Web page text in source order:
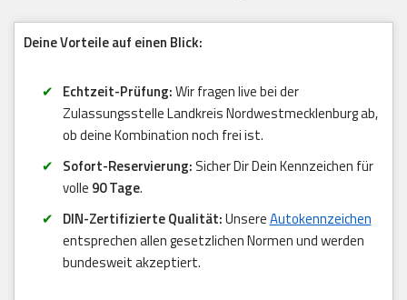
Deine Vorteile auf einen Blick:
Echtzeit-Prüfung:Wir fragen live bei der
Zulassungsstelle Landkreis Nordwestmecklenburg ab,
ob deine Kombination noch frei ist.
Sofort-Reservierung: Sicher Dir Dein Kennzeichen für
volle 90 Tage.
DIN-Zertifizierte Qualität:UnsereAutokennzeichen
entsprechen allen gesetzlichen Normen und werden
bundesweit akzeptiert.